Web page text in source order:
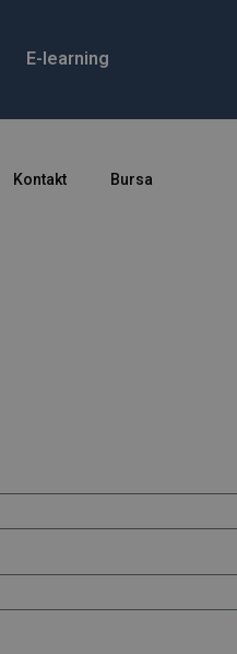
E-learning
Kontakt Bursa